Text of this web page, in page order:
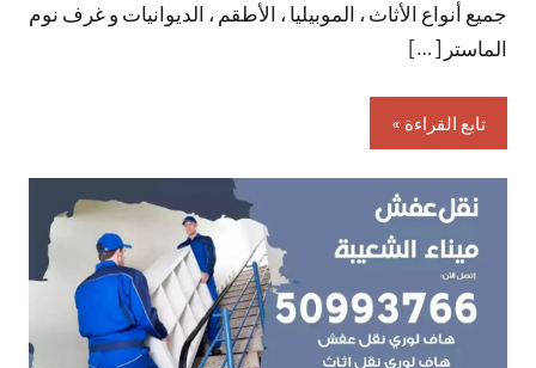
جميع أنواع الأثاث ، الموبيليا ، الأطقم ، الديوانيات و غرف نوم
الماستر […]
تابع القراءة